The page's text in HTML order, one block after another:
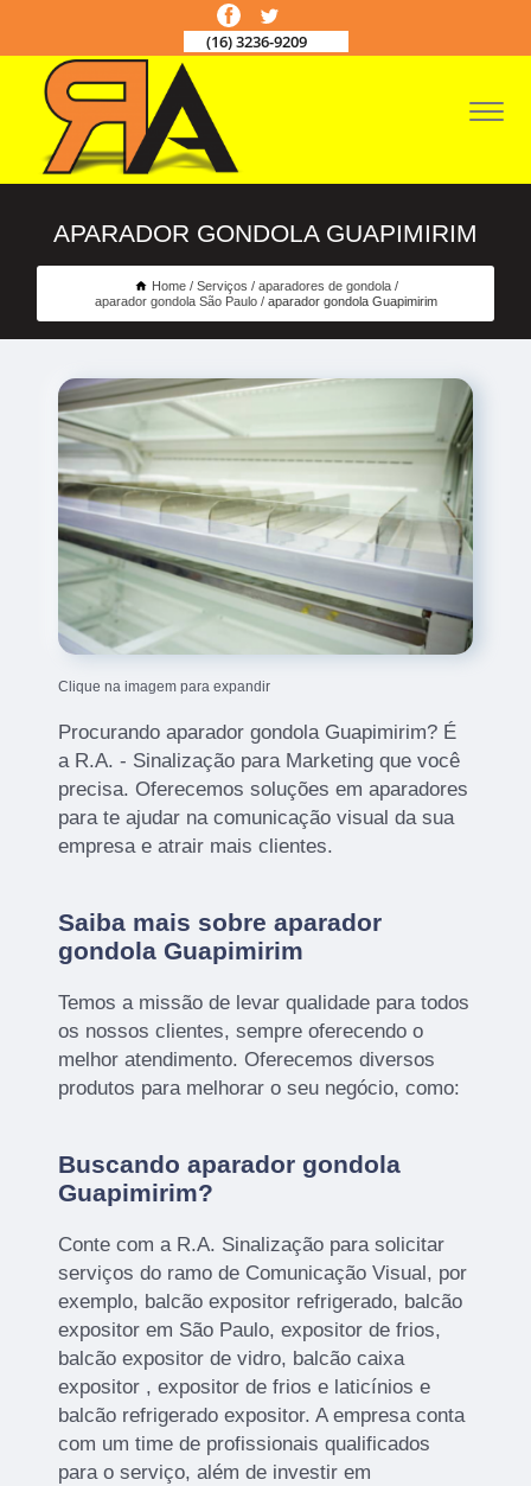
(16) 3236-9209
APARADOR GONDOLA GUAPIMIRIM
Home Serviços
aparadores de gondola
aparador gondola São Paulo
aparador gondola Guapimirim
Clique na imagem para expandir
Procurando aparador gondola Guapimirim? É
a R.A. - Sinalização para Marketing que você
precisa. Oferecemos soluções em aparadores
para te ajudar na comunicação visual da sua
empresa e atrair mais clientes.
Saiba mais sobre aparador
gondola Guapimirim
Temos a missão de levar qualidade para todos
os nossos clientes, sempre oferecendo o
melhor atendimento. Oferecemos diversos
produtos para melhorar o seu negócio, como:
Buscando aparador gondola
Guapimirim?
Conte com a R.A. Sinalização para solicitar
serviços do ramo de Comunicação Visual, por
exemplo, balcão expositor refrigerado, balcão
expositor em São Paulo, expositor de frios,
balcão expositor de vidro, balcão caixa
expositor , expositor de frios e laticínios e
balcão refrigerado expositor. A empresa conta
com um time de profissionais qualificados
para o serviço, além de investir em